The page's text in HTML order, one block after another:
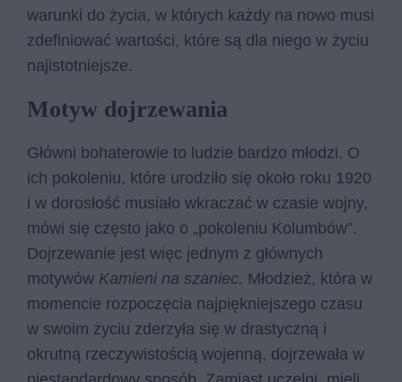
warunki do życia, w których każdy na nowo musi
zdefiniować wartości, które są dla niego w życiu
najistotniejsze.
Motyw dojrzewania
Główni bohaterowie to ludzie bardzo młodzi. O
ich pokoleniu, które urodziło się około roku 1920
i w dorosłość musiało wkraczać w czasie wojny,
mówi się często jako o „pokoleniu Kolumbów”.
Dojrzewanie jest więc jednym z głównych
motywów Kamieni na szaniec. Młodzież, która w
momencie rozpoczęcia najpiękniejszego czasu
w swoim życiu zderzyła się w drastyczną i
okrutną rzeczywistością wojenną, dojrzewała w